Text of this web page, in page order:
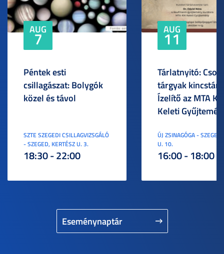
Eseménynaptár
AUG
7
Péntek esti
csillagászat: Bolygók
közel és távol
SZTE SZEGEDI CSILLAGVIZSGÁLÓ
- SZEGED, KERTÉSZ U. 3.
18:30 - 22:00
AUG
11
Tárlatnyitó:
tárgyak
Ízelítő az MTA
Keleti
ÚJ ZSINAGÓGA -
U. 10.
16:00 - 18:00